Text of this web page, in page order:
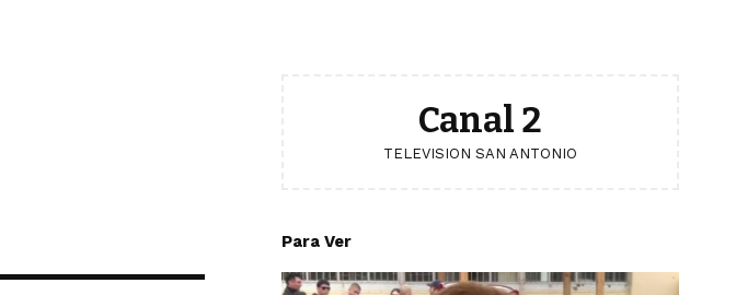
Canal 2
TELEVISION SAN ANTONIO
Para Ver